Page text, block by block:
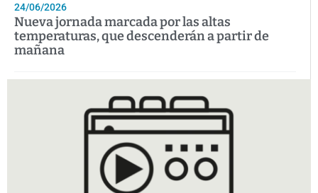
24/06/2026
Nueva jornada marcada por las altas
temperaturas, que descenderán a partir de
mañana